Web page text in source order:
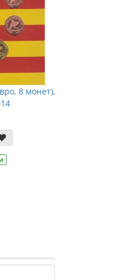
8 монет),